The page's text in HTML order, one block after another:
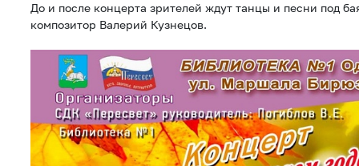
До и после концерта зрителей ждут танцы и песни под
композитор Валерий Кузнецов.